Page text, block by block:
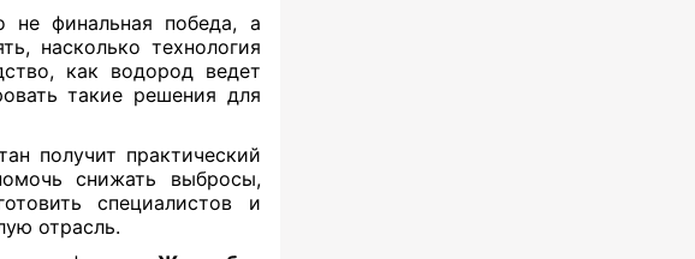
финальная победа, а
насколько технология
как водород ведет
такие решения для
получит практический
снижать выбросы,
специалистов и
отрасль.